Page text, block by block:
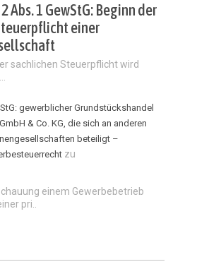
Abs. 1 GewStG: Beginn der
einer
sachlichen Steuerpflicht wird
gewerblicher Grundstückshandel
& Co. KG, die sich an anderen
beteiligt –
zu
einem Gewerbebetrieb
pri..